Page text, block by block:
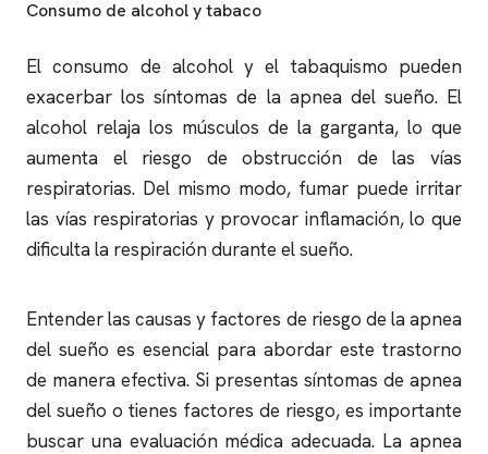
Consumo de alcohol y tabaco
El consumo de alcohol y el tabaquismo pueden
exacerbar los síntomas de la apnea del sueño. El
alcohol relaja los músculos de la garganta, lo que
aumenta el riesgo de obstrucción de las vías
respiratorias. Del mismo modo, fumar puede irritar
las vías respiratorias y provocar inflamación, lo que
dificulta la respiración durante el sueño.
Entender las causas y factores de riesgo de laapnea
del sueño es esencial para abordar este trastorno
de manera efectiva. Si presentas síntomas de apnea
del sueño o tienes factores de riesgo, es importante
buscar una evaluación médica adecuada. La apnea